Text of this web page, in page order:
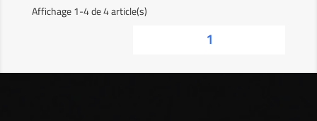
Affichage 1-4 de 4 article(s)
1